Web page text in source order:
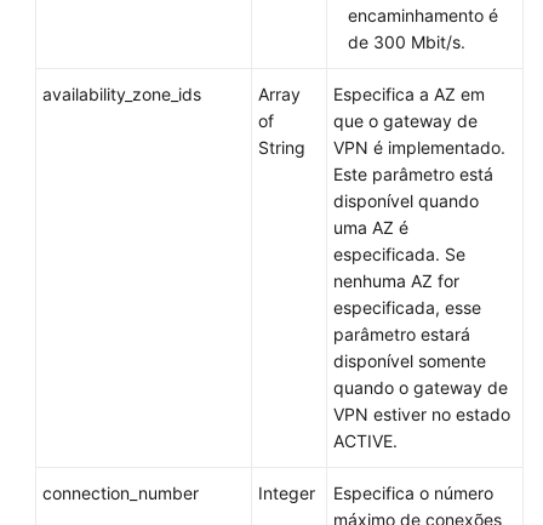
encaminhamento é
de 300 Mbit/s.
availability_zone_ids
Array
of
String
Especifica a AZ em
que o gateway de
VPN é implementado.
Este parâmetro está
disponível quando
uma AZ é
especificada. Se
nenhuma AZ for
especificada, esse
parâmetro estará
disponível somente
quando o gateway de
VPN estiver no estado
ACTIVE.
connection_number Integer
Especifica o número
máximo de conexões